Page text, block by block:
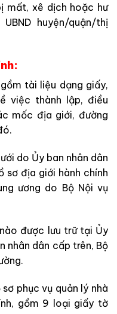
mất, xê dịch hoặc hư
huyện/quận/thị
tài liệu dạng giấy,
việc thành lập, điều
mốc địa giới, đường
do Ủy ban nhân dân
sơ địa giới hành chính
ương do Bộ Nội vụ
được lưu trữ tại Ủy
nhân dân cấp trên, Bộ
phục vụ quản lý nhà
gồm 9 loại giấy tờ